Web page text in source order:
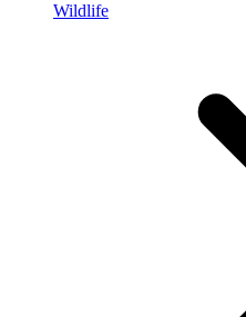
Wildlife